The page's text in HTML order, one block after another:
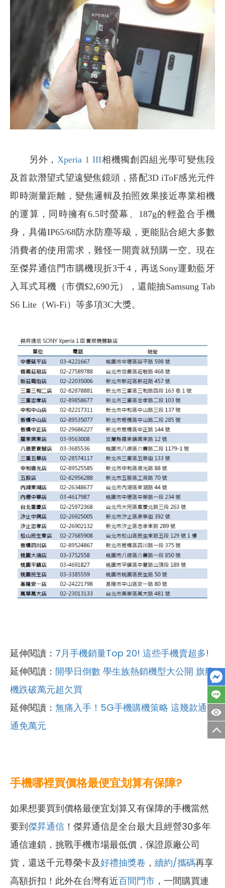
另外， Xperia 1 III相機獨創四組光學可變焦段
及首款潛望式望遠變焦鏡頭，搭配3D iToF感光元件
即時測量距離，變焦邏輯及拍照效果接近專業相機
的運算，同時擁有6.5吋螢幕、187g的輕盈合手機
身，具備IP65/68防水防塵等級，更能貼合絕大多數
消費者的使用需求，難怪一開賣就預購一空。現在
至傑昇通信門市購機現折3千4，再送Sony運動藍牙
入耳式耳機（市價$2,690元），還能抽Samsung Tab
S6 Lite（Wi-Fi）等多項3C大獎。
延伸閱讀： 7月手機銷量Top 20! 這些手機賣超多!
延伸閱讀： 開學日倒數 學生族熱銷機型大公開 旗艦
機跌破萬元超欠買
延伸閱讀： 無痛入手！5G手機購機策略 這幾款通
通免萬元
手機哪裡買價格最便宜划算有保障?
如果想要買到價格最便宜划算又有保障的手機當然
要到傑昇通信 ！傑昇通信是全台最大且經營30多年
通信連鎖，挑戰手機市場最低價，保證原廠公司
貨，還送千元尊榮卡及好禮抽獎卷 ， 續約/攜碼再享
高額折扣！此外在台灣有近百間門市 ，一間購買連